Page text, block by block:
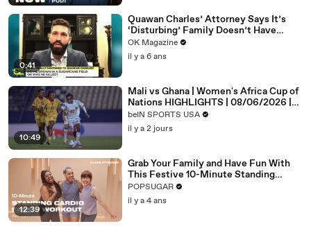
0:41
Quawan Charles’ Attorney Says It’s
‘Disturbing’ Family Doesn’t Have
Answers — Watch
OK Magazine
il y a 6 ans
10:49
Mali vs Ghana | Women's Africa Cup of
Nations HIGHLIGHTS | 08/06/2026 |
bien SPORTS USA
beIN SPORTS USA
il y a 2 jours
12:39
Grab Your Family and Have Fun With
This Festive 10-Minute Standing
Cardio Workout
POPSUGAR
il y a 4 ans